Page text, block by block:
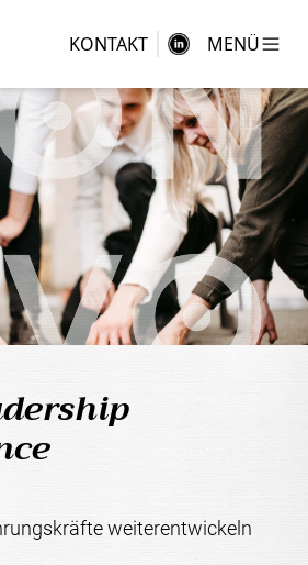
KONTAKT MENÜ
weiterentwickeln